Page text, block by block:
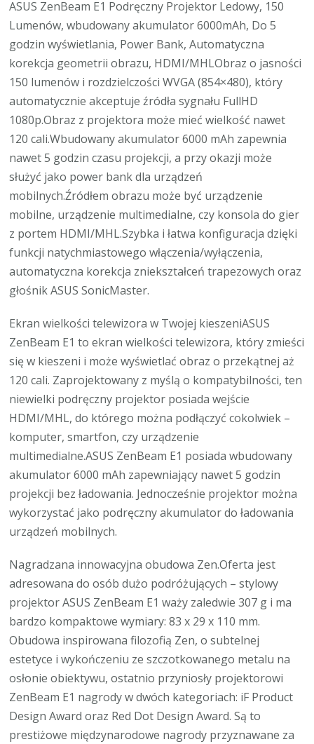
ASUS ZenBeam E1 Podręczny Projektor Ledowy, 150
Lumenów, wbudowany akumulator 6000mAh, Do 5
godzin wyświetlania, Power Bank, Automatyczna
korekcja geometrii obrazu, HDMI/MHLObraz o jasności
150 lumenów i rozdzielczości WVGA (854×480), który
automatycznie akceptuje źródła sygnału FullHD
1080p.Obraz z projektora może mieć wielkość nawet
120 cali.Wbudowany akumulator 6000 mAh zapewnia
nawet 5 godzin czasu projekcji, a przy okazji może
służyć jako power bank dla urządzeń
mobilnych.Źródłem obrazu może być urządzenie
mobilne, urządzenie multimedialne, czy konsola do gier
z portem HDMI/MHL.Szybka i łatwa konfiguracja dzięki
funkcji natychmiastowego włączenia/wyłączenia,
automatyczna korekcja zniekształceń trapezowych oraz
głośnik ASUS SonicMaster.
Ekran wielkości telewizora w Twojej kieszeniASUS
ZenBeam E1 to ekran wielkości telewizora, który zmieści
się w kieszeni i może wyświetlać obraz o przekątnej aż
120 cali. Zaprojektowany z myślą o kompatybilności, ten
niewielki podręczny projektor posiada wejście
HDMI/MHL, do którego można podłączyć cokolwiek –
komputer, smartfon, czy urządzenie
multimedialne.ASUS ZenBeam E1 posiada wbudowany
akumulator 6000 mAh zapewniający nawet 5 godzin
projekcji bez ładowania. Jednocześnie projektor można
wykorzystać jako podręczny akumulator do ładowania
urządzeń mobilnych.
Nagradzana innowacyjna obudowa Zen.Oferta jest
adresowana do osób dużo podróżujących – stylowy
projektor ASUS ZenBeam E1 waży zaledwie 307 g i ma
bardzo kompaktowe wymiary: 83 x 29 x 110 mm.
Obudowa inspirowana filozofią Zen, o subtelnej
estetyce i wykończeniu ze szczotkowanego metalu na
osłonie obiektywu, ostatnio przyniosły projektorowi
ZenBeam E1 nagrody w dwóch kategoriach: iF Product
Design Award oraz Red Dot Design Award. Są to
prestiżowe międzynarodowe nagrody przyznawane za